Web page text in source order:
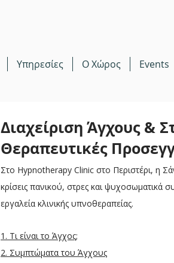
Υπηρεσίες Ο Χώρος Events
Στο Hypnotherapy Clinic στο Περιστέρι, η
κρίσεις πανικού, στρες και
εργαλεία κλινικής υπνοθεραπείας.
1. Τι είναι το Άγχος;
​2. Συμπτώματα του Άγχους
Διαχείριση Άγχους &
Θεραπευτικές